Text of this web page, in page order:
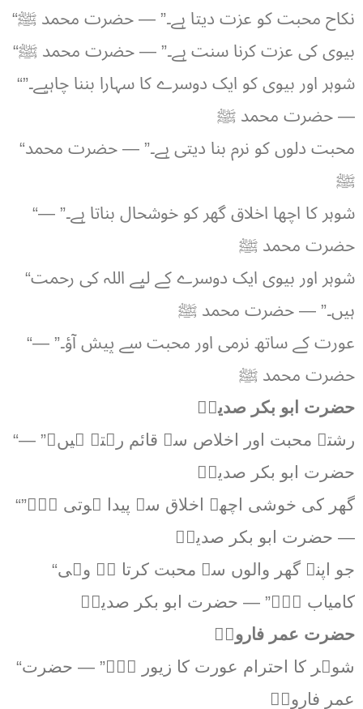
“نکاح محبت کو عزت دیتا ہے۔” — حضرت محمد ﷺ
“بیوی کی عزت کرنا سنت ہے۔” — حضرت محمد ﷺ
“شوہر اور بیوی کو ایک دوسرے کا سہارا بننا چاہیے۔”
— حضرت محمد ﷺ
“محبت دلوں کو نرم بنا دیتی ہے۔” — حضرت محمد
ﷺ
“شوہر کا اچھا اخلاق گھر کو خوشحال بناتا ہے۔” —
حضرت محمد ﷺ
“شوہر اور بیوی ایک دوسرے کے لیے اللہ کی رحمت
ہیں۔” — حضرت محمد ﷺ
“عورت کے ساتھ نرمی اور محبت سے پیش آؤ۔” —
حضرت محمد ﷺ
حضرت ابو بکر صدیقؓ
“رشتے محبت اور اخلاص سے قائم رہتے ہیں۔” —
حضرت ابو بکر صدیقؓ
“گھر کی خوشی اچھے اخلاق سے پیدا ہوتی ہے۔”
— حضرت ابو بکر صدیقؓ
“جو اپنے گھر والوں سے محبت کرتا ہے وہی
کامیاب ہے۔” — حضرت ابو بکر صدیقؓ
حضرت عمر فاروقؓ
“شوہر کا احترام عورت کا زیور ہے۔” — حضرت
عمر فاروقؓ